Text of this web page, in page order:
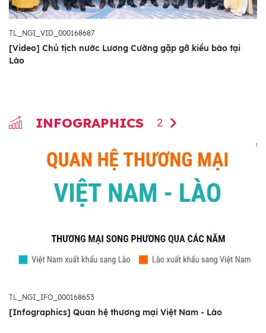
TL_NGI_VID_000168687
[Video] Chủ tịch nước Lương Cường gặp gỡ kiều bào tại
Lào
INFOGRAPHICS 2
TL_NGI_IFO_000168653
[Infographics] Quan hệ thương mại Việt Nam - Lào